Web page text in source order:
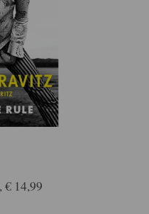
, € 14,99